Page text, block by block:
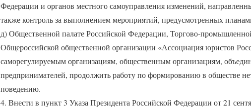
Федерации и органов местного самоуправления изменений,
также контроль за выполнением мероприятий, предусмотренных
д) Общественной палате Российской Федерации, Торгово-
Общероссийской общественной организации «Ассоциация юристов
саморегулируемым организациям, общественным организациям,
предпринимателей, продолжить работу по формированию в обществе
поведению.
4. Внести в пункт 3 Указа Президента Российской Федерации от 21